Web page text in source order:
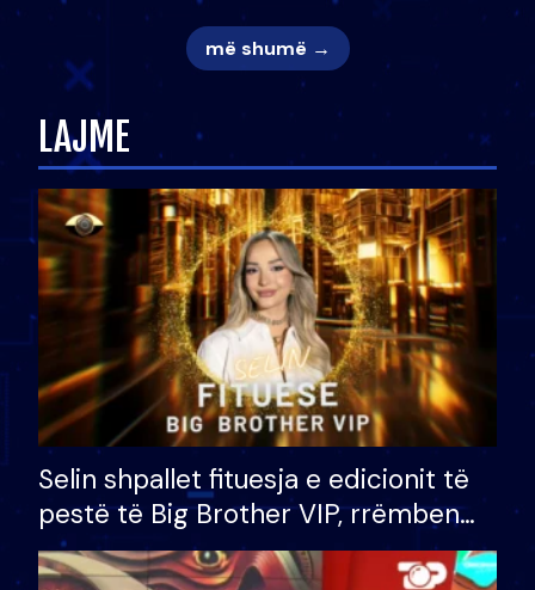
më shumë →
LAJME
Selin shpallet fituesja e edicionit të
pestë të Big Brother VIP, rrëmben
çmimin e madh prej 100 mijë eurosh